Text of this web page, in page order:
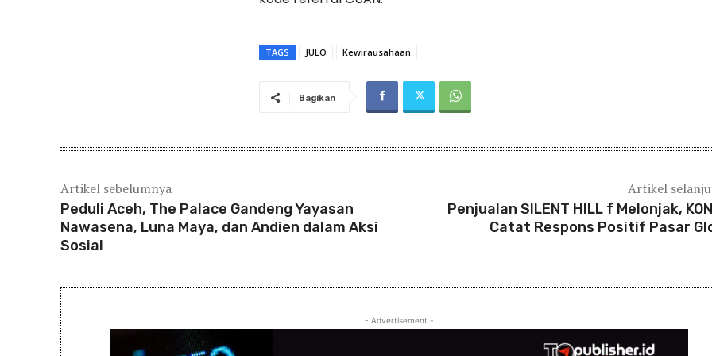
TAGS JULO Kewirausahaan
Bagikan
Artikel sebelumnya
Peduli Aceh, The Palace Gandeng Yayasan
Nawasena, Luna Maya, dan Andien dalam Aksi
Sosial
Artikel
Penjualan SILENT HILL f Melonjak,
Catat Respons Positif Pasar
- Advertisement -